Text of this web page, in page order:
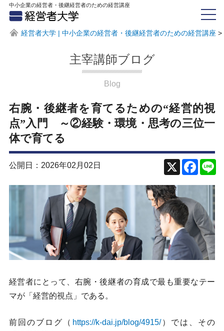
中小企業の経営者・後継経営者のための経営講座
経営者大学 | 中小企業の経営者・後継経営者のための経営講座 >
主宰講師ブログ
Blog
右腕・後継者を育てるための“経営的視
点”入門 ～②経験・環境・思考の三位一
体で育てる
公開日：2026年02月02日
X
経営者にとって、右腕・後継者の育成で最も重要なテー
マが「経営的視点」である。
前回のブログ（ https://k-dai.jp/blog/4915/）では、その